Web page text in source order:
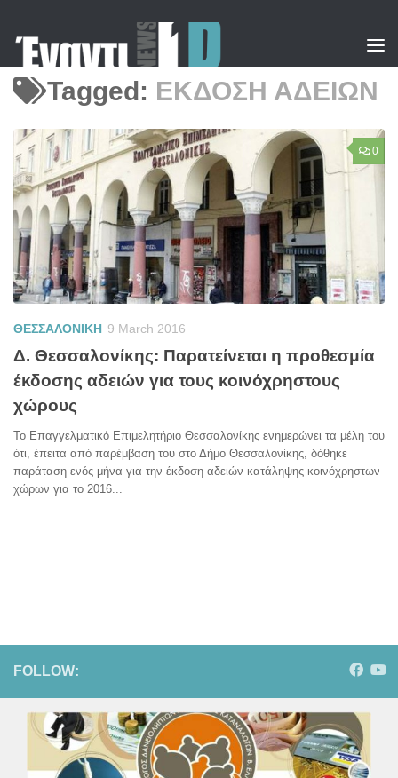
Tagged: ΕΚΔΟΣΗ ΑΔΕΙΩΝ
0
ΘΕΣΣΑΛΟΝΙΚΗ 9 March 2016
Δ. Θεσσαλονίκης: Παρατείνεται η προθεσμία
έκδοσης αδειών για τους κοινόχρηστους
χώρους
Το Επαγγελματικό Επιμελητήριο Θεσσαλονίκης ενημερώνει τα μέλη του
ότι, έπειτα από παρέμβαση του στο Δήμο Θεσσαλονίκης, δόθηκε
παράταση ενός μήνα για την έκδοση αδειών κατάληψης κοινόχρηστων
χώρων για το 2016...
FOLLOW: